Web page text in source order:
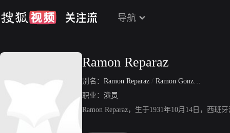
导航
Ramon Reparaz
别名： Ramon Reparaz / Ramon Gonzalez Reparaz
职业： 演员
Ramon Reparaz，生于1931年10月14日，西